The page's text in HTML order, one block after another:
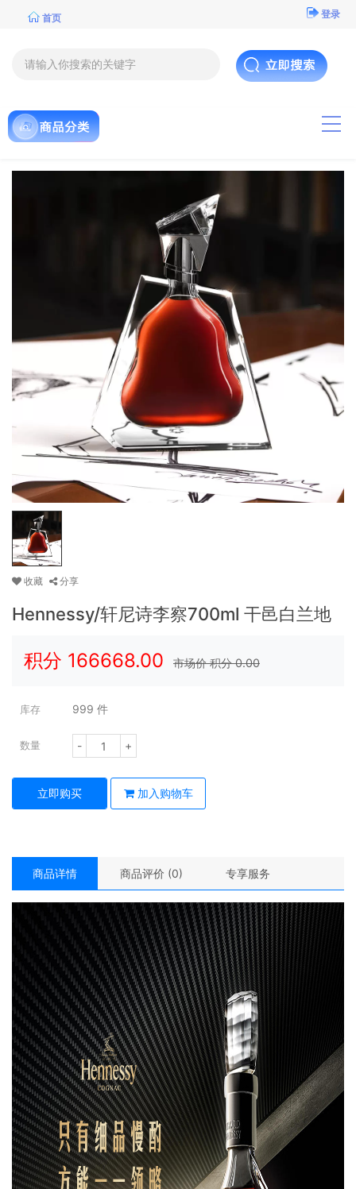
首页 登录
收藏 分享
Hennessy/轩尼诗李察700ml 干邑白兰地
积分 166668.00 市场价 积分0.00
库存 999 件
数量 - +
立即购买 加入购物车
商品详情 商品评价 (0) 专享服务